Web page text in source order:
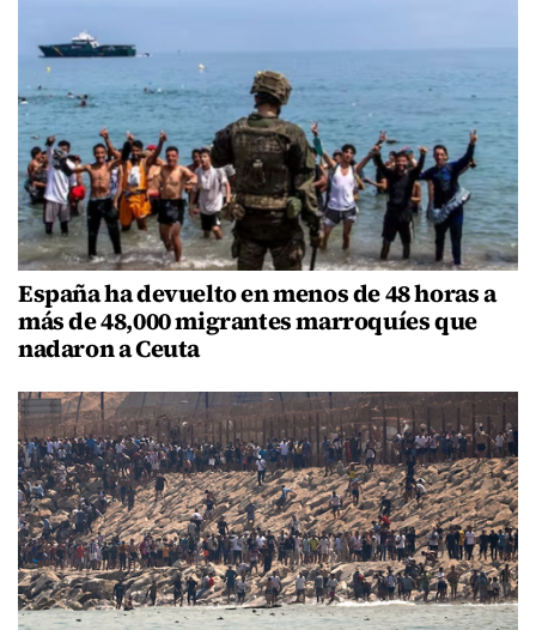
España ha devuelto en menos de 48 horas a
más de 48,000 migrantes marroquíes que
nadaron a Ceuta